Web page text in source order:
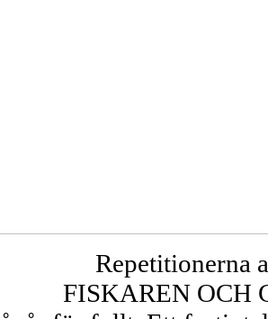
Repetitionerna
FISKAREN OCH